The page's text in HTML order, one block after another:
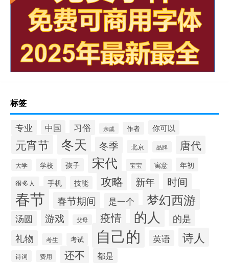
标签
专业 中国 习俗 亲戚 作者 你可以
元宵节 冬天 冬季 北京 品牌 唐代
大学 学校 孩子 宋代 宝宝 寓意 年初
很多人 手机 技能 攻略 新年 时间
春节 春节期间 是一个 梦幻西游
汤圆 游戏 父母 疫情 的人 的是
礼物 考生 考试 自己的 英语 诗人
诗词 费用 还不 都是